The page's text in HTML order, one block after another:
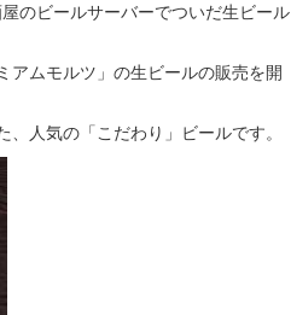
のビールサーバーでついだ生ビール
アムモルツ」の生ビールの販売を開
人気の「こだわり」ビールです。